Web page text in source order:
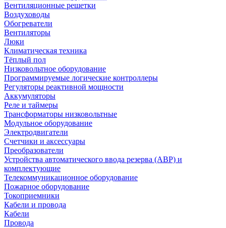
Вентиляционные решетки
Воздуховоды
Обогреватели
Вентиляторы
Люки
Климатическая техника
Тёплый пол
Низковольтное оборудование
Программируемые логические контроллеры
Регуляторы реактивной мощности
Аккумуляторы
Реле и таймеры
Трансформаторы низковольтные
Модульное оборудование
Электродвигатели
Счетчики и аксессуары
Преобразователи
Устройства автоматического ввода резерва (АВР) и
комплектующие
Телекоммуникационное оборудование
Пожарное оборудование
Токоприемники
Кабели и провода
Кабели
Провода